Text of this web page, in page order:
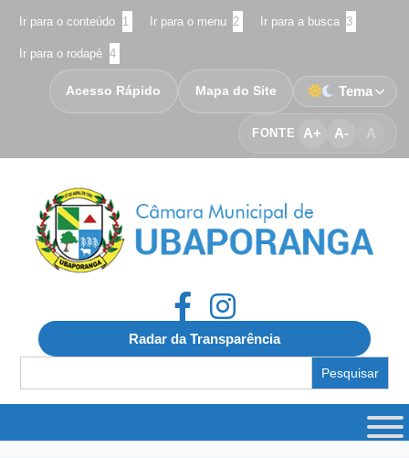
Ir para o conteúdo 1 Ir para o menu 2 Ir para a busca 3
Ir para o rodapé 4
FONTE A+ A- A
Acesso Rápido Mapa do Site Tema
Radar da Transparência
for: